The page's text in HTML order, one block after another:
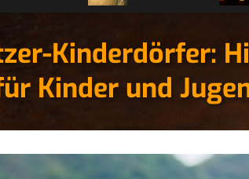
Kinderdörfer:
Kinder und